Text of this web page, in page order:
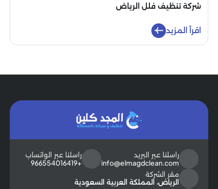
شركة تنظيف فلل الرياض
اقرأ المزيد
راسلنا عبر البريد
info@elmagdclean.com
راسلنا عبر الواتساب
+966554016419
مقر الشركة
الرياض، المملكة العربية السعودية